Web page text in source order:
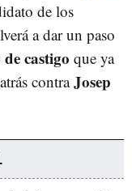
de los
a dar un paso
castigo que ya
contraJosep